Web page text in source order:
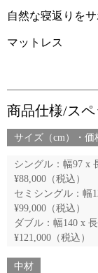
自然な寝返りを
マットレス
商品仕様/スペ
サイズ（cm）・価
シングル：幅97 x
¥88,000（税込）
セミシングル：幅
¥99,000（税込）
ダブル：幅140 x
¥121,000（税込）
中材